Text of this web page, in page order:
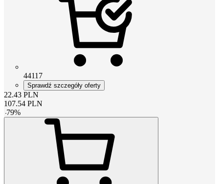
44117
Sprawdź szczegóły oferty
22.43 PLN
107.54 PLN
-79%